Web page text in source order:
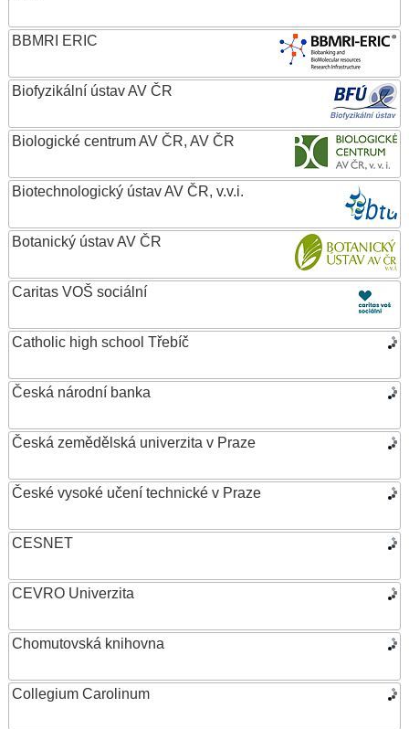
BBMRI ERIC
Biofyzikální ústav AV ČR
Biologické centrum AV ČR, AV ČR
Biotechnologický ústav AV ČR, v.v.i.
Botanický ústav AV ČR
Caritas VOŠ sociální
Catholic high school Třebíč
Česká národní banka
Česká zemědělská univerzita v Praze
České vysoké učení technické v Praze
CESNET
CEVRO Univerzita
Chomutovská knihovna
Collegium Carolinum